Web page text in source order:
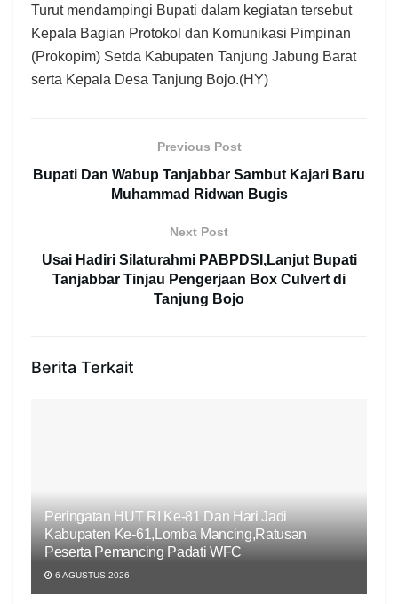
Turut mendampingi Bupati dalam kegiatan tersebut
Kepala Bagian Protokol dan Komunikasi Pimpinan
(Prokopim) Setda Kabupaten Tanjung Jabung Barat
serta Kepala Desa Tanjung Bojo.(HY)
Previous Post
Bupati Dan Wabup Tanjabbar Sambut Kajari Baru
Muhammad Ridwan Bugis
Next Post
Usai Hadiri Silaturahmi PABPDSI,Lanjut Bupati
Tanjabbar Tinjau Pengerjaan Box Culvert di
Tanjung Bojo
Berita Terkait
Peringatan HUT RI Ke-81 Dan Hari Jadi
Kabupaten Ke-61,Lomba Mancing,Ratusan
Peserta Pemancing Padati WFC
6 AGUSTUS 2026